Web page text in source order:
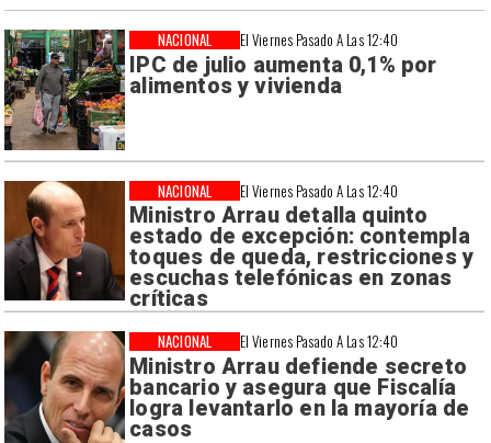
El Viernes Pasado A Las 12:40
IPC de julio aumenta 0,1% por
alimentos y vivienda
NACIONAL
El Viernes Pasado A Las 12:40
Ministro Arrau detalla quinto
estado de excepción: contempla
toques de queda, restricciones y
escuchas telefónicas en zonas
críticas
NACIONAL
El Viernes Pasado A Las 12:40
Ministro Arrau defiende secreto
bancario y asegura que Fiscalía
logra levantarlo en la mayoría de
casos
NACIONAL